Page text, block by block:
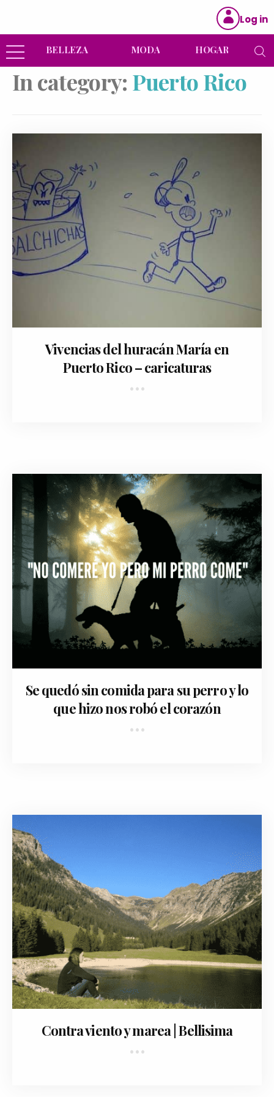
Log in
BELLEZA MODA HOGAR
In category: Puerto Rico
Vivencias del huracán María en
Puerto Rico – caricaturas
Se quedó sin comida para su perro y lo
que hizo nos robó el corazón
Contra viento y marea | Bellisima